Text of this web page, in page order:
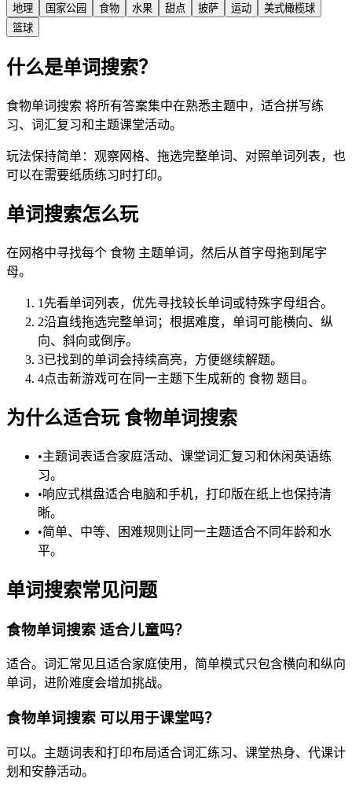
地理 国家公园 食物 水果 甜点 披萨 运动
美式橄榄球
篮球
什么是单词搜索？
食物单词搜索 将所有答案集中在熟悉主题中，适合拼写练
习、词汇复习和主题课堂活动。
玩法保持简单：观察网格、拖选完整单词、对照单词列表，也
可以在需要纸质练习时打印。
单词搜索怎么玩
在网格中寻找每个 食物 主题单词，然后从首字母拖到尾字
母。
1 先看单词列表，优先寻找较长单词或特殊字母组合。
2沿直线拖选完整单词；根据难度，单词可能横向、纵
向、斜向或倒序。
3已找到的单词会持续高亮，方便继续解题。
4点击新游戏可在同一主题下生成新的 食物 题目。
为什么适合玩 食物单词搜索
•主题词表适合家庭活动、课堂词汇复习和休闲英语练
习。
•响应式棋盘适合电脑和手机，打印版在纸上也保持清
晰。
•简单、中等、困难规则让同一主题适合不同年龄和水
平。
单词搜索常见问题
食物单词搜索 适合儿童吗？
适合。词汇常见且适合家庭使用，简单模式只包含横向和纵向
单词，进阶难度会增加挑战。
食物单词搜索 可以用于课堂吗？
可以。主题词表和打印布局适合词汇练习、课堂热身、代课计
划和安静活动。